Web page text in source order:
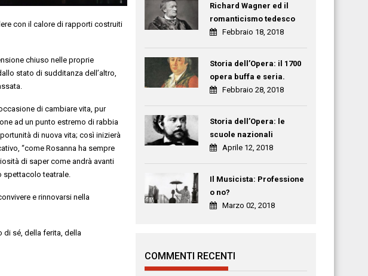
con il calore di rapporti costruiti
chiuso nelle proprie
stato di sudditanza dell’altro,
di cambiare vita, pur
ad un punto estremo di rabbia
di nuova vita; così inizierà
“come Rosanna ha sempre
di saper come andrà avanti
spettacolo teatrale.
e rinnovarsi nella
di sé, della ferita, della
Richard Wagner ed il
romanticismo tedesco
Febbraio 18, 2018
Storia dell’Opera: il 1700
opera buffa e seria.
Febbraio 28, 2018
Storia dell’Opera: le
scuole nazionali
Aprile 12, 2018
Il Musicista: Professione
o no?
Marzo 02, 2018
COMMENTI RECENTI